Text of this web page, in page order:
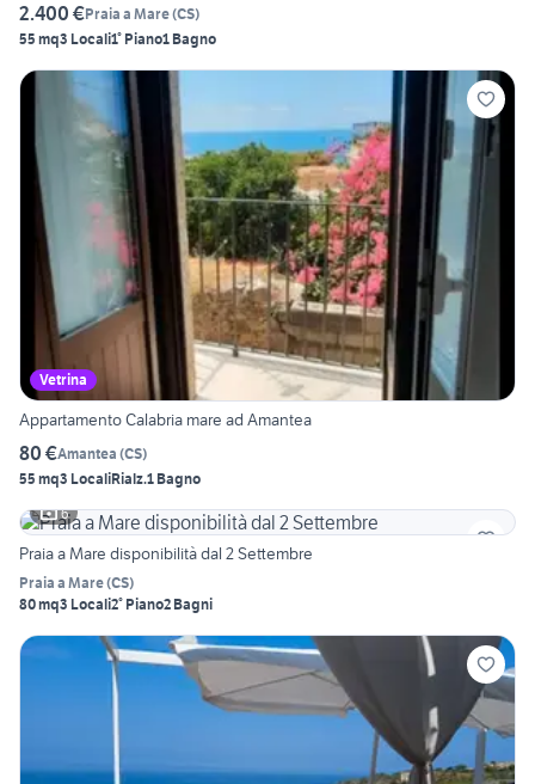
2.400 €Praia a Mare(CS)
55 mq3 Locali1° Piano1 Bagno
Vetrina
Appartamento Calabria mare ad Amantea
80 €Amantea (CS)
55 mq3 LocaliRialz.1 Bagno
6
Praia a Mare disponibilità dal 2 Settembre
Praia a Mare(CS)
80 mq3 Locali2° Piano2 Bagni